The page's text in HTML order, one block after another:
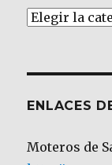
Artículos
ENLACES
Moteros de